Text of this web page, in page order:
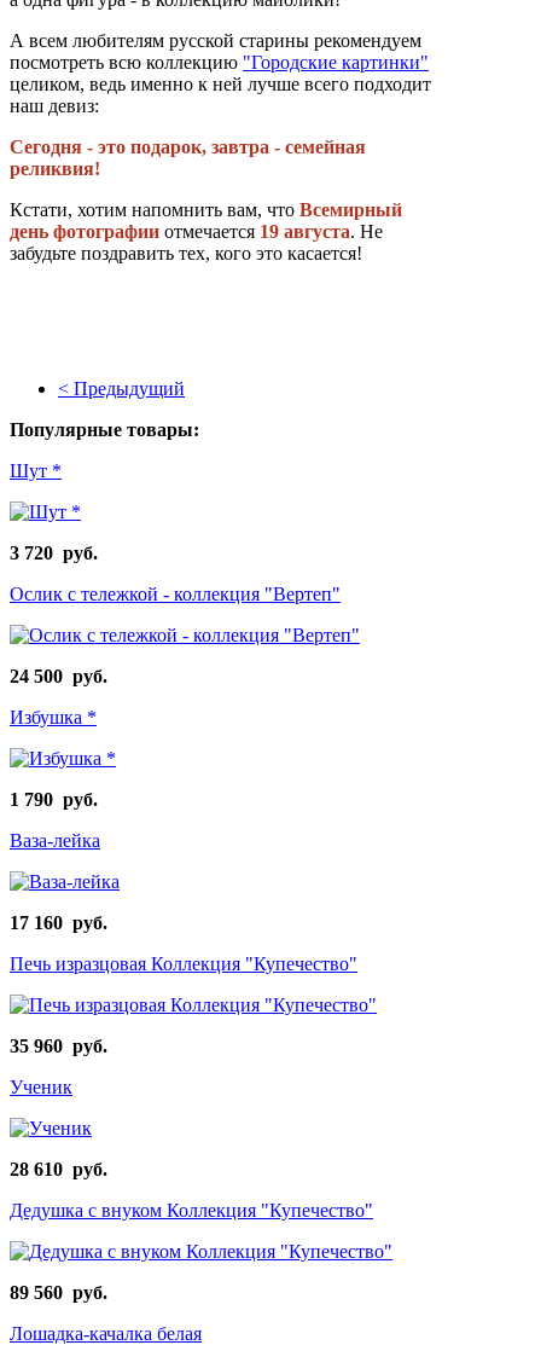
А всем любителям русской старины рекомендуем
посмотреть всю коллекцию "Городские картинки"
целиком, ведь именно к ней лучше всего подходит
наш девиз:
Сегодня - это подарок, завтра - семейная
реликвия!
Кстати, хотим напомнить вам, что Всемирный
день фотографии отмечается 19 августа. Не
забудьте поздравить тех, кого это касается!
< Предыдущий
Популярные товары:
Шут *
3 720 руб.
Ослик с тележкой - коллекция "Вертеп"
24 500 руб.
Избушка *
1 790 руб.
Ваза-лейка
17 160 руб.
Печь изразцовая Коллекция "Купечество"
35 960 руб.
Ученик
28 610 руб.
Дедушка с внуком Коллекция "Купечество"
89 560 руб.
Лошадка-качалка белая